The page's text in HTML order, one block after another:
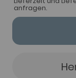
anfragen.